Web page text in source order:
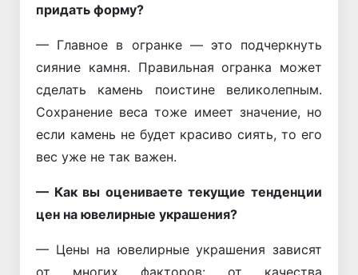
придать форму?
— Главное в огранке — это подчеркнуть
сияние камня. Правильная огранка может
сделать камень поистине великолепным.
Сохранение веса тоже имеет значение, но
если камень не будет красиво сиять, то его
вес уже не так важен.
— Как вы оцениваете текущие тенденции
цен на ювелирные украшения?
— Цены на ювелирные украшения зависят
от многих факторов: от качества